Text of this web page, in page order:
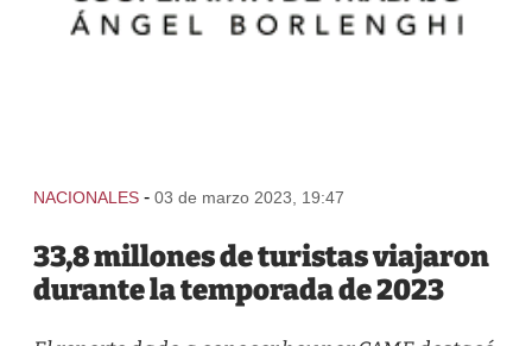
NACIONALES - 03 de marzo 2023, 19:47
33,8 millones de turistas viajaron
durante la temporada de 2023